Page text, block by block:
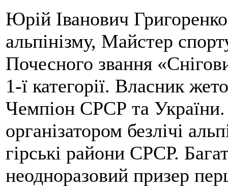
Юрій Іванович
альпінізму, Майстер
Почесного звання
1-ї категорії. Власник
Чемпіон СРСР та України.
організатором безлічі
гірські райони СРСР.
неодноразовий призер